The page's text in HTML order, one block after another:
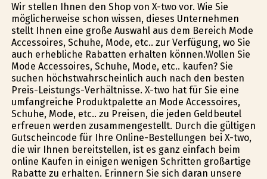
Wir stellen Ihnen den Shop von X-two vor. Wie Sie
möglicherweise schon wissen, dieses Unternehmen
stellt Ihnen eine große Auswahl aus dem Bereich Mode
Accessoires, Schuhe, Mode, etc.. zur Verfügung, wo Sie
auch erhebliche Rabatten erhalten können.Wollen Sie
Mode Accessoires, Schuhe, Mode, etc.. kaufen? Sie
suchen höchstwahrscheinlich auch nach den besten
Preis-Leistungs-Verhältnisse. X-two hat für Sie eine
umfangreiche Produktpalette an Mode Accessoires,
Schuhe, Mode, etc.. zu Preisen, die jeden Geldbeutel
erfreuen werden zusammengestellt. Durch die gültigen
Gutscheincode für Ihre Online-Bestellungen bei X-two,
die wir Ihnen bereitstellen, ist es ganz einfach beim
online Kaufen in einigen wenigen Schritten großartige
Rabatte zu erhalten. Erinnern Sie sich daran unsere